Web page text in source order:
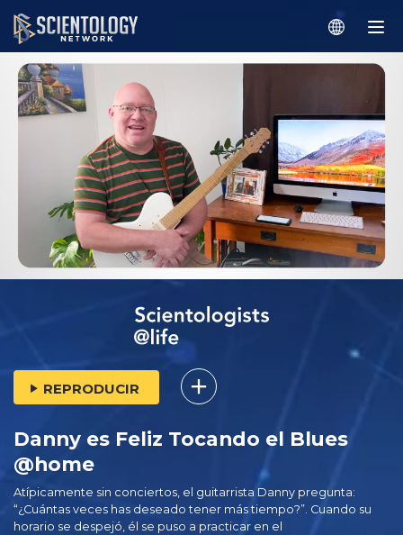
REPRODUCIR
Danny es Feliz Tocando el Blues
@home
Atípicamente sin conciertos, el guitarrista Danny pregunta:
“¿Cuántas veces has deseado tener más tiempo?”. Cuando su
horario se despejó, él se puso a practicar en el